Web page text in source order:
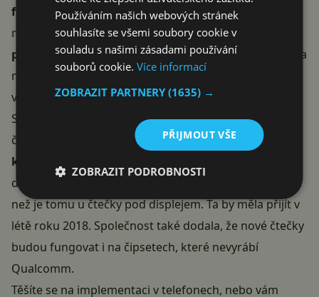
funguje i při zhasnutém displeji. Rychlost snímaní
má být stejná jako u klasických čteček.Fungovat má i
pod vodou. Navíc díky tomu, že je čtečka přímo v těle a
není potřeba otvor, tak se ulehčuje výroba
voděodolného telefonu.
Společnost také oznámila dvě další odlišné verze
čtečky otisků prstů. První budefungovat pod
kovovým krytem
dvě verze by se měly v telefonech objevit ještě dříve,
než je tomu u čtečky pod displejem. Ta by měla přijít v
létě roku 2018. Společnost také dodala, že nové čtečky
budou fungovat i na čipsetech, které nevyrábí
Qualcomm.
Těšíte se na implementaci v telefonech, nebo vám
Používáním našich webových stránek
souhlasíte se všemi soubory cookie v
souladu s našimi zásadami používání
souborů cookie.Více informací
ZOBRAZIT PARTNERY(1635) →
PŘIJMOUT VŠE
ZOBRAZIT PODROBNOSTI